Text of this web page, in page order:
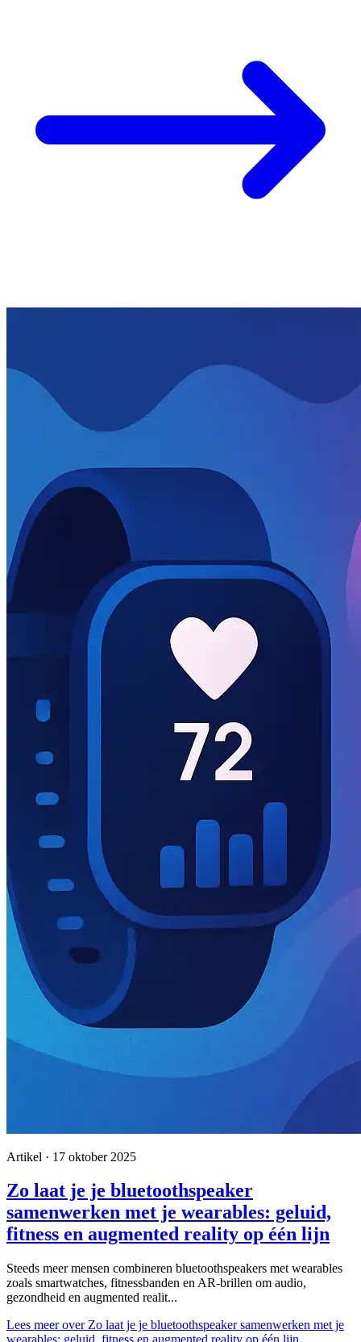
Artikel · 17 oktober 2025
Zo laat je je bluetoothspeaker
samenwerken met je wearables: geluid,
fitness en augmented reality op één lijn
Steeds meer mensen combineren bluetoothspeakers met wearables
zoals smartwatches, fitnessbanden en AR-brillen om audio,
gezondheid en augmented realit...
Lees meerover Zo laat je je bluetoothspeaker samenwerken met je